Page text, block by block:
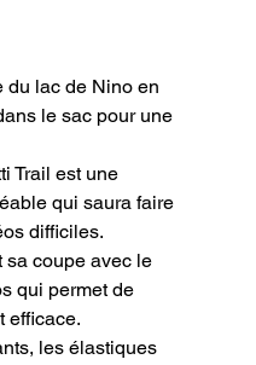
du lac de Nino en
le sac pour une
Trail est une
qui saura faire
difficiles.
sa coupe avec le
qui permet de
efficace.
les élastiques